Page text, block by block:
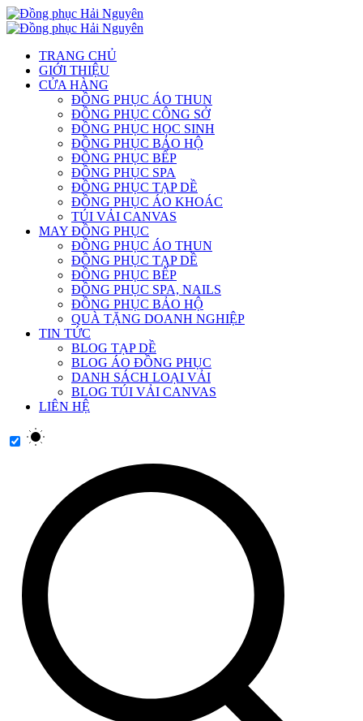
TRANG CHỦ
GIỚI THIỆU
CỬA HÀNG
ĐỒNG PHỤC ÁO THUN
ĐỒNG PHỤC CÔNG SỞ
ĐỒNG PHỤC HỌC SINH
ĐỒNG PHỤC BẢO HỘ
ĐỒNG PHỤC BẾP
ĐỒNG PHỤC SPA
ĐỒNG PHỤC TẠP DỀ
ĐỒNG PHỤC ÁO KHOÁC
TÚI VẢI CANVAS
MAY ĐỒNG PHỤC
ĐỒNG PHỤC ÁO THUN
ĐỒNG PHỤC TẠP DỀ
ĐỒNG PHỤC BẾP
ĐỒNG PHỤC SPA, NAILS
ĐỒNG PHỤC BẢO HỘ
QUÀ TẶNG DOANH NGHIỆP
TIN TỨC
BLOG TẠP DỀ
BLOG ÁO ĐỒNG PHỤC
DANH SÁCH LOẠI VẢI
BLOG TÚI VẢI CANVAS
LIÊN HỆ